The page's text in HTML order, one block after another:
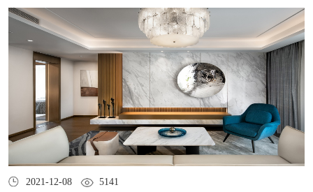
2021-12-08 5141